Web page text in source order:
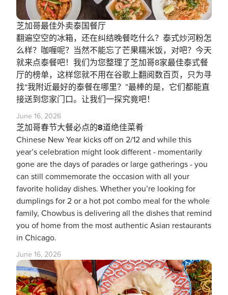
芝加哥最佳外卖泰国餐厅
翻遍空空的冰箱，还在纠结晚餐吃什么？泰式炒河粉怎
么样？咖喱呢？当然不能忘了芒果糯米饭，对吧？今天
就来点泰餐吧！我们为您整理了芝加哥8家最佳泰式餐
厅的榜单，这样您就不用在谷歌上翻阅数百页，只为寻
找“我附近最好的泰餐在哪里？”最棒的是，它们都能直
接送到您家门口。让我们一探究竟吧！
June 16, 2026
芝加哥春节大餐必点的8道绝佳菜肴
Chinese New Year kicks off on 2/12 and while this
year’s celebration might look different - momentarily
gone are the days of parades or large gatherings - you
can still commemorate the occasion with all your
favorite holiday dishes. Whether you’re looking for
dumplings for 2 or a hot pot combo meal for the whole
family, Chowbus is delivering all the dishes that remind
you of home from the most authentic Asian restaurants
in Chicago.
June 16, 2026